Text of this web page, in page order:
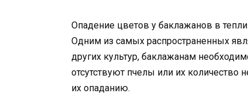
Опадение цветов у баклажанов в
Одним из самых распространенных
других культур, баклажанам
отсутствуют пчелы или их количество
их опаданию.